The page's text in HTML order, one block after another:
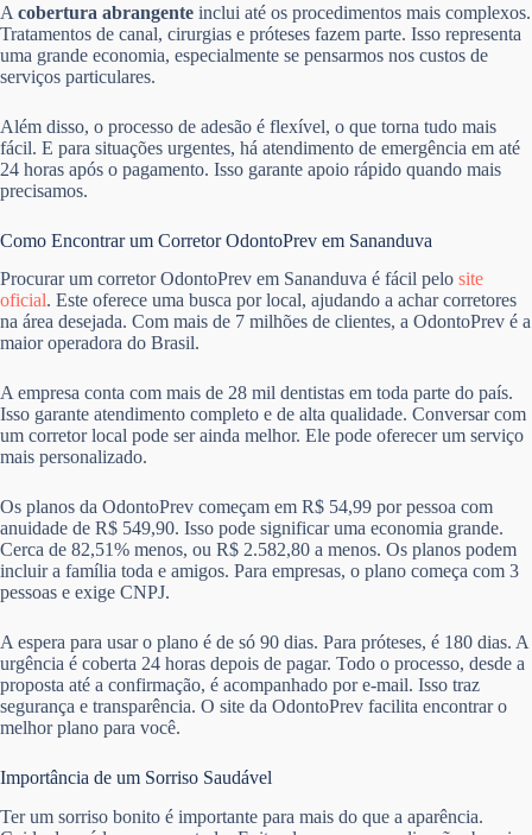
A cobertura abrangente inclui até os procedimentos mais complexos.
Tratamentos de canal, cirurgias e próteses fazem parte. Isso representa
uma grande economia, especialmente se pensarmos nos custos de
serviços particulares.
Além disso, o processo de adesão é flexível, o que torna tudo mais
fácil. E para situações urgentes, há atendimento de emergência em até
24 horas após o pagamento. Isso garante apoio rápido quando mais
precisamos.
Como Encontrar um Corretor OdontoPrev em Sananduva
Procurar um corretor OdontoPrev em Sananduva é fácil pelo site
oficial. Este oferece uma busca por local, ajudando a achar corretores
na área desejada. Com mais de 7 milhões de clientes, a OdontoPrev é a
maior operadora do Brasil.
A empresa conta com mais de 28 mil dentistas em toda parte do país.
Isso garante atendimento completo e de alta qualidade. Conversar com
um corretor local pode ser ainda melhor. Ele pode oferecer um serviço
mais personalizado.
Os planos da OdontoPrev começam em R$ 54,99 por pessoa com
anuidade de R$ 549,90. Isso pode significar uma economia grande.
Cerca de 82,51% menos, ou R$ 2.582,80 a menos. Os planos podem
incluir a família toda e amigos. Para empresas, o plano começa com 3
pessoas e exige CNPJ.
A espera para usar o plano é de só 90 dias. Para próteses, é 180 dias. A
urgência é coberta 24 horas depois de pagar. Todo o processo, desde a
proposta até a confirmação, é acompanhado por e-mail. Isso traz
segurança e transparência. O site da OdontoPrev facilita encontrar o
melhor plano para você.
Importância de um Sorriso Saudável
Ter um sorriso bonito é importante para mais do que a aparência.